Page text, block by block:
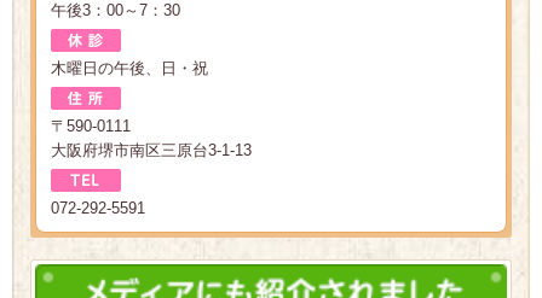
午後3：00～7：30
木曜日の午後、日・祝
〒590-0111
大阪府堺市南区三原台3-1-13
072-292-5591